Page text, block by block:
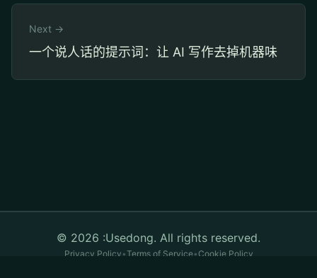
Next →
一个说人话的提示词：让 AI 写作去掉机器味
© 2026 :Usedong. All rights reserved.
Privacy Policy•Terms of Service•Cookie Policy